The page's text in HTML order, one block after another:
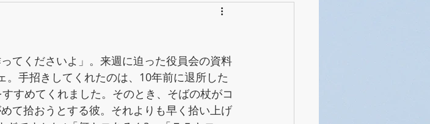
てくださいよ」。来週に迫った役員会の資料
手招きしてくれたのは、10年前に退所した
すめてくれました。そのとき、そばの杖がコ
て拾おうとする彼。それよりも早く拾い上げ